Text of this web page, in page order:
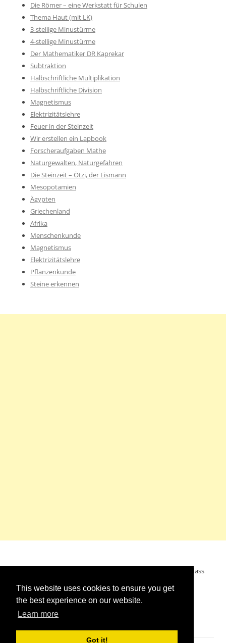
This website uses cookies to ensure you get
the best experience on our website.
Learn more
Got it!
Die Römer – eine Werkstatt für Schulen
Thema Haut (mit LK)
3-stellige Minustürme
4-stellige Minustürme
Der Mathematiker DR Kaprekar
Subtraktion
Halbschriftliche Multiplikation
Halbschriftliche Division
Magnetismus
Elektrizitätslehre
Feuer in der Steinzeit
Wir erstellen ein Lapbook
Forscheraufgaben Mathe
Naturgewalten, Naturgefahren
Die Steinzeit – Ötzi, der Eismann
Mesopotamien
Ägypten
Griechenland
Afrika
Menschenkunde
Magnetismus
Elektrizitätslehre
Pflanzenkunde
Steine erkennen
Mein Wunsch: dass alle Menschen ohne Krieg leben dürfen, dass
alle Menschen den Krieg verurteilen und sich von den
Kriegstreibern abwenden. Das wünsche ich mir.